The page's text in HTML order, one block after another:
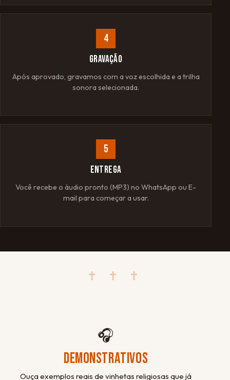
4
GRAVAÇÃO
Após aprovado, gravamos com a voz escolhida e a trilha
sonora selecionada.
5
ENTREGA
Você recebe o áudio pronto (MP3) no WhatsApp ou E-
mail para começar a usar.
✝ ✝ ✝
🎧
DEMONSTRATIVOS
Ouça exemplos reais de vinhetas religiosas que já